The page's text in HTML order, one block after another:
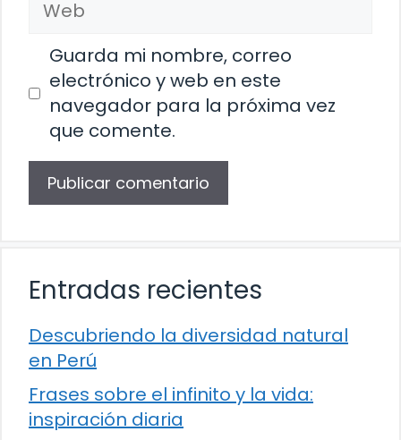
Guarda mi nombre, correo
electrónico y web en este
navegador para la próxima vez
que comente.
Entradas recientes
Descubriendo la diversidad natural
en Perú
Frases sobre el infinito y la vida:
inspiración diaria